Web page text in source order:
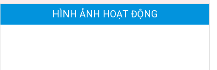
HÌNH ẢNH HOẠT ĐỘNG